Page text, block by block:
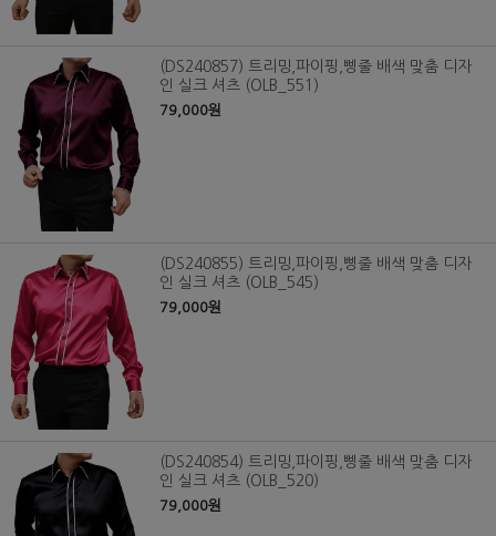
(DS240857) 트리밍,파이핑,삥줄 배색 맞춤 디자
인 실크 셔츠 (OLB_551)
79,000원
(DS240855) 트리밍,파이핑,삥줄 배색 맞춤 디자
인 실크 셔츠 (OLB_545)
79,000원
(DS240854) 트리밍,파이핑,삥줄 배색 맞춤 디자
인 실크 셔츠 (OLB_520)
79,000원